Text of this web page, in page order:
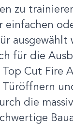
zu
einfachen
ausgewählt
für die
Cut Fire
Türöffnern
die